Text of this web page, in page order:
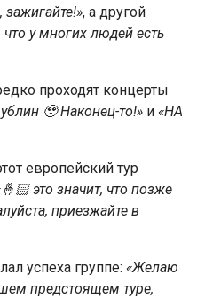
, а другой
что у многих людей есть
проходят концерты
🥹 Наконец-то!» и «НА
европейский тур
это значит, что позже
приезжайте в
успеха группе: «Желаю
предстоящем туре,